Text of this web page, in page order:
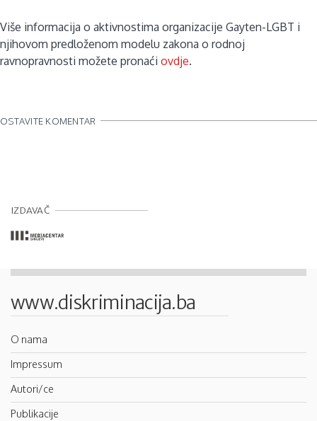
Više informacija o aktivnostima organizacije Gayten-LGBT i
njihovom predloženom modelu zakona o rodnoj
ravnopravnosti možete pronaći ovdje.
OSTAVITE KOMENTAR
IZDAVAČ
www.diskriminacija.ba
O nama
Impressum
Autori/ce
Publikacije